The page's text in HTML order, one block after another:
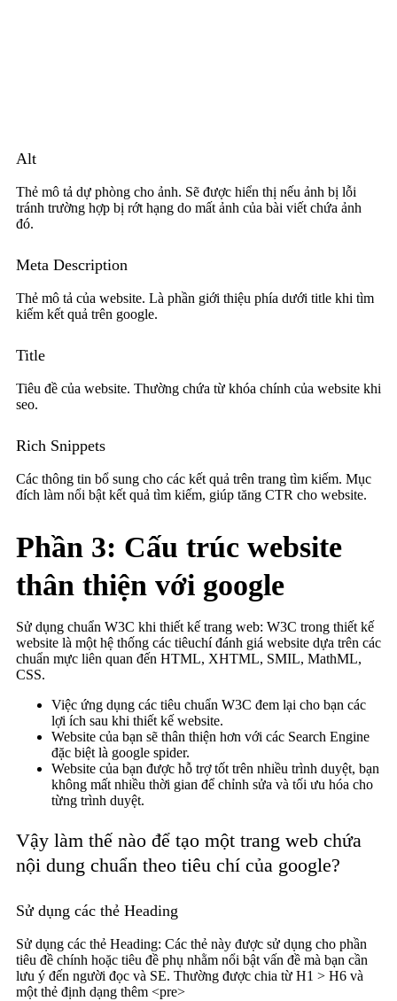
Alt
Thẻ mô tả dự phòng cho ảnh. Sẽ được hiển thị nếu ảnh bị lỗi
tránh trường hợp bị rớt hạng do mất ảnh của bài viết chứa ảnh
đó.
Meta Description
Thẻ mô tả của website. Là phần giới thiệu phía dưới title khi tìm
kiếm kết quả trên google.
Title
Tiêu đề của website. Thường chứa từ khóa chính của website khi
seo.
Rich Snippets
Các thông tin bổ sung cho các kết quả trên trang tìm kiếm. Mục
đích làm nổi bật kết quả tìm kiếm, giúp tăng CTR cho website.
Phần 3: Cấu trúc website
thân thiện với google
Sử dụng chuẩn W3C khi thiết kế trang web: W3C trong thiết kế
website là một hệ thống các tiêuchí đánh giá website dựa trên các
chuẩn mực liên quan đến HTML, XHTML, SMIL, MathML,
CSS.
Việc ứng dụng các tiêu chuẩn W3C đem lại cho bạn các
lợi ích sau khi thiết kế website.
Website của bạn sẽ thân thiện hơn với các Search Engine
đặc biệt là google spider.
Website của bạn được hỗ trợ tốt trên nhiều trình duyệt, bạn
không mất nhiều thời gian để chỉnh sửa và tối ưu hóa cho
từng trình duyệt.
Vậy làm thế nào để tạo một trang web chứa
nội dung chuẩn theo tiêu chí của google?
Sử dụng các thẻ Heading
Sử dụng các thẻ Heading: Các thẻ này được sử dụng cho phần
tiêu đề chính hoặc tiêu đề phụ nhằm nổi bật vấn đề mà bạn cần
lưu ý đến người đọc và SE. Thường được chia từ H1 > H6 và
một thẻ định dạng thêm <pre>